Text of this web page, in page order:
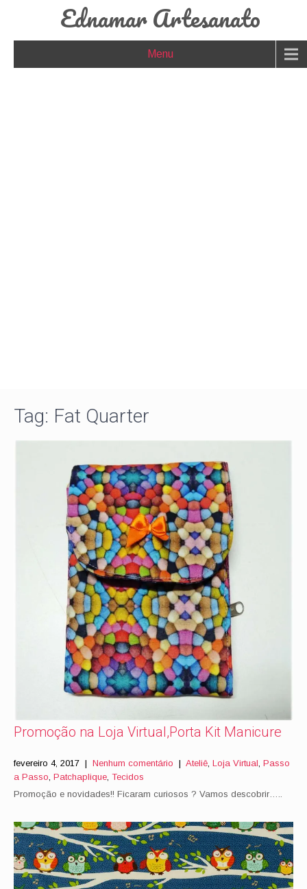
Ednamar Artesanato
Menu
Tag: Fat Quarter
Promoção na Loja Virtual,Porta Kit Manicure
fevereiro 4, 2017 | Nenhum comentário | Ateliê, Loja Virtual, Passo
a Passo, Patchaplique, Tecidos
Promoção e novidades!! Ficaram curiosos ? Vamos descobrir…..